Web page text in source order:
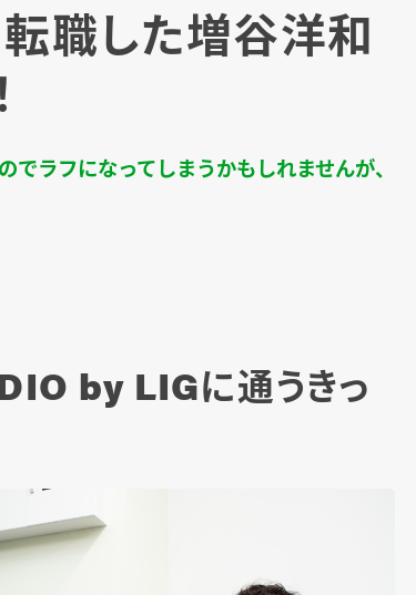
職した増谷洋和
ラフになってしまうかもしれませんが、
by LIGに通うきっ